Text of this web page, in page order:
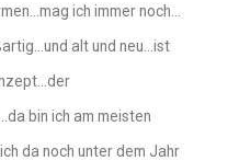
ich immer noch…
alt und neu…ist
bin ich am meisten
da noch unter dem Jahr